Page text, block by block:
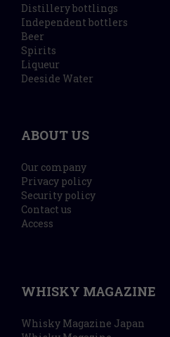
Distillery bottlings
Independent bottlers
Beer
Spirits
Liqueur
Deeside Water
ABOUT US
Our company
Privacy policy
Security policy
Contact us
Access
WHISKY MAGAZINE
Whisky Magazine Japan